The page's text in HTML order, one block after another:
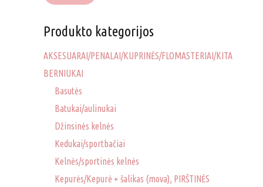
Produkto kategorijos
AKSESUARAI/PENALAI/KUPRINĖS/FLOMASTERIAI/KITA
BERNIUKAI
Basutės
Batukai/aulinukai
Džinsinės kelnės
Kedukai/sportbačiai
Kelnės/sportinės kelnės
Kepurės/Kepurė + šalikas (mova), PIRŠTINĖS